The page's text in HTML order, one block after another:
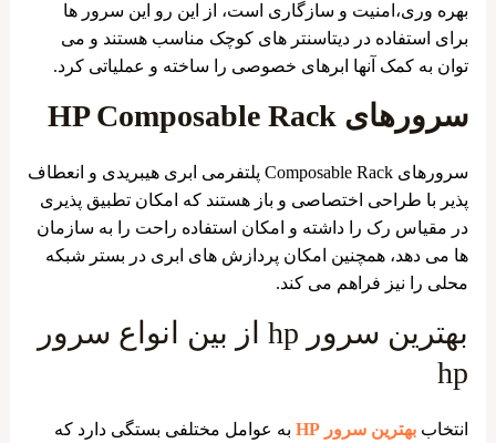
بهره وری،امنیت و سازگاری است، از این رو این سرور ها
برای استفاده در دیتاسنتر های کوچک مناسب هستند و می
توان به کمک آنها ابرهای خصوصی را ساخته و عملیاتی کرد.
سرورهای HP Composable Rack
سرورهای Composable Rack پلتفرمی ابری هیبریدی و انعطاف
پذیر با طراحی اختصاصی و باز هستند که امکان تطبیق پذیری
در مقیاس رک را داشته و امکان استفاده راحت را به سازمان
ها می دهد، همچنین امکان پردازش های ابری در بستر شبکه
محلی را نیز فراهم می کند.
بهترین سرور hp از بین انواع سرور
hp
انتخاب بهترین سرور HP
به عوامل مختلفی بستگی دارد که